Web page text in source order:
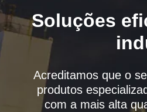
Soluções
Acreditamos que o
produtos
com a mais alta